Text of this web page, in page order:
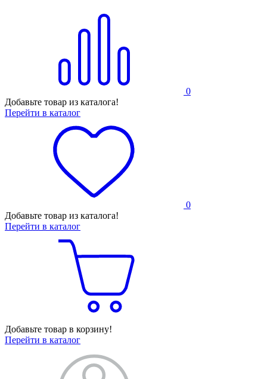
0
Добавьте товар из каталога!
Перейти в каталог
0
Добавьте товар из каталога!
Перейти в каталог
Добавьте товар в корзину!
Перейти в каталог